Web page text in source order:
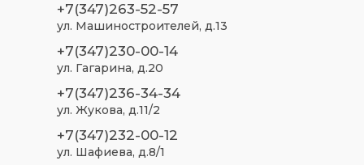
+7(347)263-52-57
ул. Машиностроителей, д.13
+7(347)230-00-14
ул. Гагарина, д.20
+7(347)236-34-34
ул. Жукова, д.11/2
+7(347)232-00-12
ул. Шафиева, д.8/1